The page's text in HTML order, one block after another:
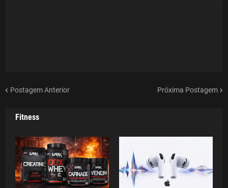
Postagem Anterior Próxima Postagem
Fitness